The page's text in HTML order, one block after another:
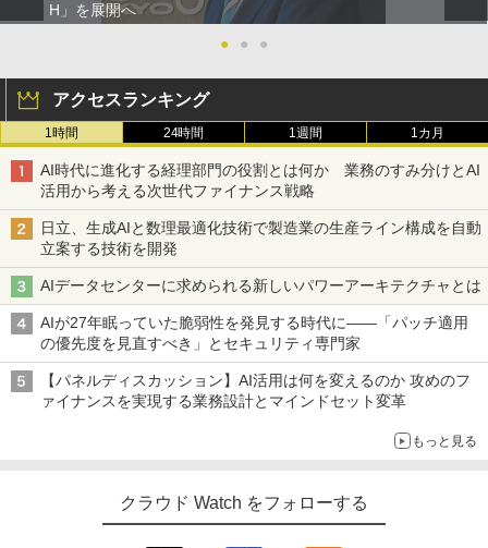
H」を展開へ
●
● ●
アクセスランキング
1時間 24時間 1週間 1カ月
AI時代に進化する経理部門の役割とは何か 業務のすみ分けとAI
活用から考える次世代ファイナンス戦略
日立、生成AIと数理最適化技術で製造業の生産ライン構成を自動
立案する技術を開発
AIデータセンターに求められる新しいパワーアーキテクチャとは
AIが27年眠っていた脆弱性を発見する時代に――「パッチ適用
の優先度を見直すべき」とセキュリティ専門家
【パネルディスカッション】AI活用は何を変えるのか 攻めのフ
ァイナンスを実現する業務設計とマインドセット変革
もっと見る
クラウド Watch をフォローする